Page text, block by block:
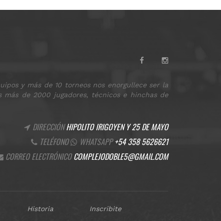
y más de 10 torneos nos enorgullece ser la
de 2000 jugadores, técnicos e hinchas de
DIRECCIÓNHIPOLITO IRIGOYEN Y 25 DE MAYO
TELÉFONO
WHATSAPP+54 358 5626621
CORREO ELECTRÓNICOCOMPLEJODOBLE5@GMAIL.COM
Historia Inscribite